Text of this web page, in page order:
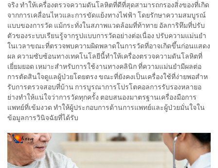
จริง ทําให้เครื่องตรวจความดันโลหิตที่ดีที่สุดสามารถกรองสิ่งของที่เกิด
จากการเคลื่อนไหวและการขัดแย้งทางไฟฟ้า โดยรักษาความสมบูรณ์
แบบของการวัด แม้กระทั่งในสภาพแวดล้อมที่ท้าทาย อัลการิทึมที่ปรับ
ตัวของระบบเรียนรู้จากรูปแบบการวัดอย่างต่อเนื่อง ปรับความแม่นยํา
ในเวลาขณะที่ตรวจพบความผิดพลาดในการวัดที่อาจเกิดขึ้นก่อนแสดง
ผล ความซับซ้อนทางเทคโนโลยีนี้ทําให้เครื่องตรวจความดันโลหิตที่
เยี่ยมยอด เหมาะสําหรับการใช้งานทางคลินิก ที่ความแม่นยํามีผลต่อ
การตัดสินใจดูแลผู้ป่วยโดยตรง ขณะที่ยังคงเป็นเครื่องใช้ที่ง่ายพอสําห
รับการตรวจสอบที่บ้าน การบูรณาการโปรโตคอลการรับรองหลายอ
ย่างทําให้แน่ใจว่าการวัดทุกครั้ง ตอบสนองมาตรฐานเครื่องมือการ
แพทย์ที่เข้มงวด ทําให้ผู้ประกอบการด้านการแพทย์และผู้ป่วยมั่นใจใน
ข้อมูลการวินิจฉัยที่ได้รับ